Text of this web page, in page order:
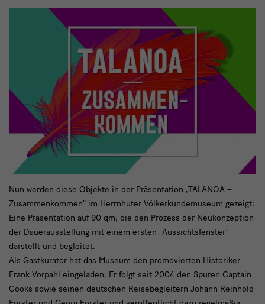
Cook
Sammlung
Nun werden diese Objekte in der Präsentation „TALANOA –
Zusammenkommen" im Herrnhuter Völkerkundemuseum gezeigt:
Eine Präsentation auf 90 qm, die den Prozess der Neukonzeption
der Dauerausstellung mit einem ersten „Aussichtsfenster“
darstellt und begleitet.
Als Gastkurator hat das Museum den promovierten Historiker
Frank Vorpahl eingeladen. Er folgt seit 2004 den Spuren Captain
Cooks sowie seinen deutschen Reisebegleitern Johann Reinhold